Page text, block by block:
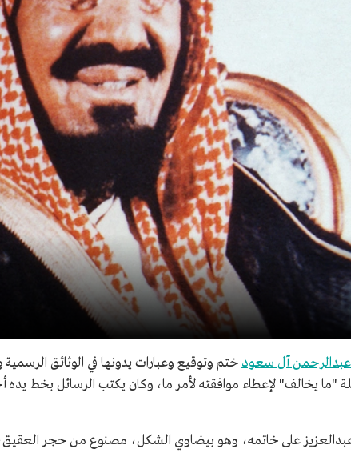
عبدالرحمن آل سعود ختم وتوقيع وعبارات يدونها في الوثائق
"ما يخالف" لإعطاء موافقته لأمر ما، وكان يكتب الرسائل بخط يده
عبدالعزيز على خاتمه، وهو بيضاوي الشكل، مصنوع من حجر